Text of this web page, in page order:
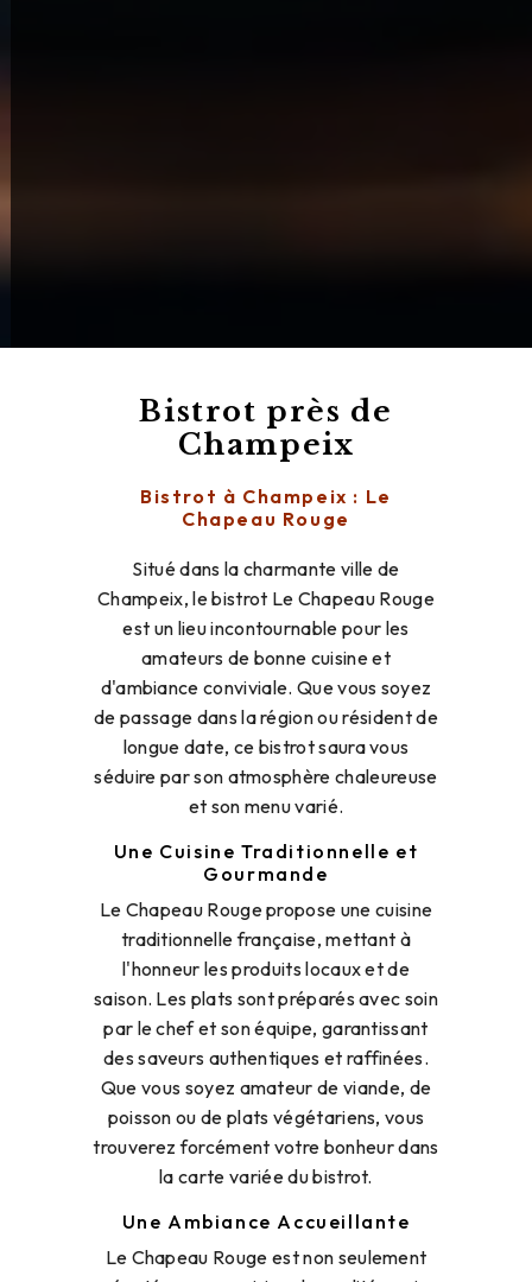
Bistrot près de
Champeix
Bistrot à Champeix : Le
Chapeau Rouge
Situé dans la charmante ville de
Champeix, le bistrot Le Chapeau Rouge
est un lieu incontournable pour les
amateurs de bonne cuisine et
d'ambiance conviviale. Que vous soyez
de passage dans la région ou résident de
longue date, ce bistrot saura vous
séduire par son atmosphère chaleureuse
et son menu varié.
Une Cuisine Traditionnelle et
Gourmande
Le Chapeau Rouge propose une cuisine
traditionnelle française, mettant à
l'honneur les produits locaux et de
saison. Les plats sont préparés avec soin
par le chef et son équipe, garantissant
des saveurs authentiques et raffinées.
Que vous soyez amateur de viande, de
poisson ou de plats végétariens, vous
trouverez forcément votre bonheur dans
la carte variée du bistrot.
Une Ambiance Accueillante
Le Chapeau Rouge est non seulement